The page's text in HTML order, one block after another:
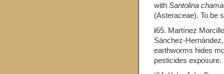
with Santolina
(Asteraceae). To be
i65. Martínez
Sánchez-
earthworms hides
pesticides exposure.